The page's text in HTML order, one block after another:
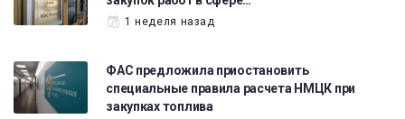
1 неделя назад
ФАС предложила приостановить
специальные правила расчета НМЦК при
закупках топлива